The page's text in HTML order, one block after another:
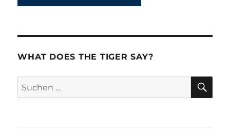
WHAT DOES THE TIGER SAY?
Suchen
nach: